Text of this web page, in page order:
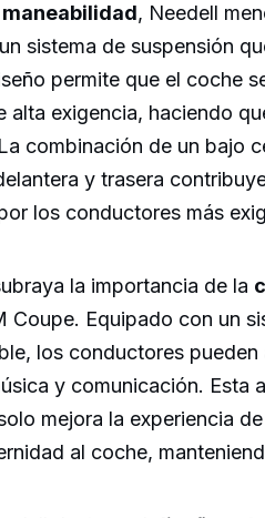
maneabilidad, Needell
sistema de suspensión
permite que el coche
alta exigencia, haciendo
combinación de un bajo
y trasera
los conductores más
la importancia de la
Coupe. Equipado con un
los conductores
y comunicación. Esta
mejora la experiencia
al coche,